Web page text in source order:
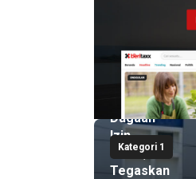
Kategori 1
Deli
Serdang
Bantah
Terlibat
Dugaan
Izin
Palsu,
Tegaskan